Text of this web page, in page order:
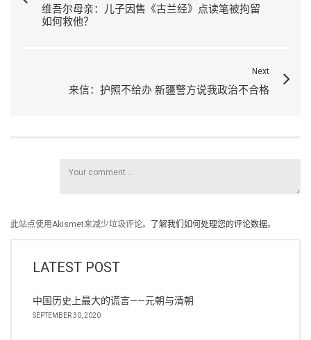
维吾尔母亲：儿子因售《古兰经》点读笔被拘留
如何救他？
Next
来信：护照不给办 新疆警方说我政治不合格
此站点使用Akismet来减少垃圾评论。 了解我们如何处理您的评论数据。
LATEST POST
中国历史上最大的谎言——元朝与清朝
SEPTEMBER 30, 2020